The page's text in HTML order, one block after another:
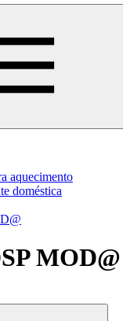
aquecimento
doméstica
MOD@